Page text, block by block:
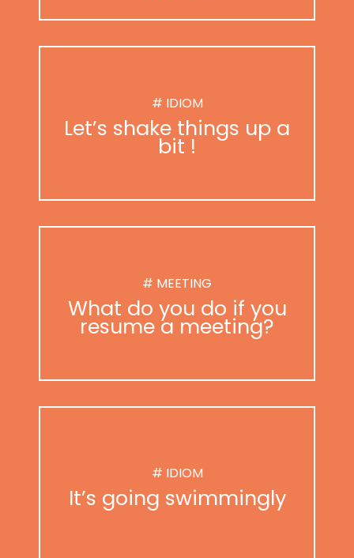
# IDIOM
Let’s shake things up a
bit !
# MEETING
What do you do if you
resume a meeting?
# IDIOM
It’s going swimmingly